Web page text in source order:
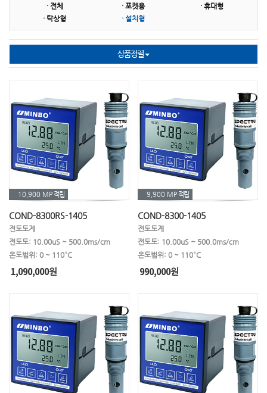
SS센서 잔류염소측정기 잔류염소시약
탁도계
COD BOD TOC
채수기 농도계 굴절계
비중계 소모품 기타 악세사리
· 전체 · 포켓용
· 휴대형
· 탁상형
· 설치형
상품정렬
10,900 MP 적립
COND-8300RS-1405
전도도계
전도도: 10.00uS ~ 500.0ms/cm
온도범위: 0 ~ 110°C
1,090,000원
9,900 MP 적립
COND-8300-1405
전도도계
전도도: 10.00uS ~ 500.0ms/cm
온도범위: 0 ~ 110°C
990,000원